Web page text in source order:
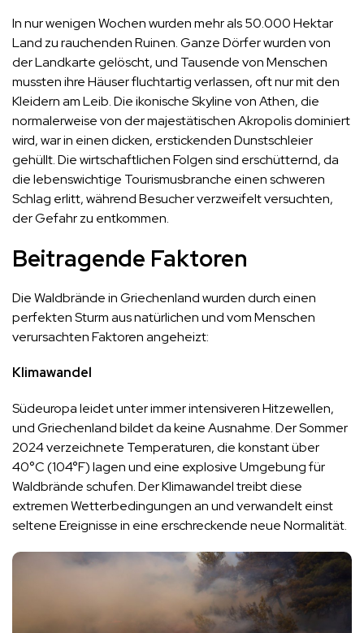
In nur wenigen Wochen wurden mehr als 50.000 Hektar
Land zu rauchenden Ruinen. Ganze Dörfer wurden von
der Landkarte gelöscht, und Tausende von Menschen
mussten ihre Häuser fluchtartig verlassen, oft nur mit den
Kleidern am Leib. Die ikonische Skyline von Athen, die
normalerweise von der majestätischen Akropolis dominiert
wird, war in einen dicken, erstickenden Dunstschleier
gehüllt. Die wirtschaftlichen Folgen sind erschütternd, da
die lebenswichtige Tourismusbranche einen schweren
Schlag erlitt, während Besucher verzweifelt versuchten,
der Gefahr zu entkommen.
Beitragende Faktoren
Die Waldbrände in Griechenland wurden durch einen
perfekten Sturm aus natürlichen und vom Menschen
verursachten Faktoren angeheizt:
Klimawandel
Südeuropa leidet unter immer intensiveren Hitzewellen,
und Griechenland bildet da keine Ausnahme. Der Sommer
2024 verzeichnete Temperaturen, die konstant über
40°C (104°F) lagen und eine explosive Umgebung für
Waldbrände schufen. Der Klimawandel treibt diese
extremen Wetterbedingungen an und verwandelt einst
seltene Ereignisse in eine erschreckende neue Normalität.